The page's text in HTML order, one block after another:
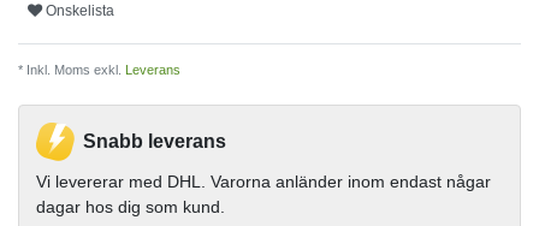
Onskelista
* Inkl. Moms exkl. Leverans
Snabb leverans
Vi levererar med DHL. Varorna anländer inom endast någar
dagar hos dig som kund.